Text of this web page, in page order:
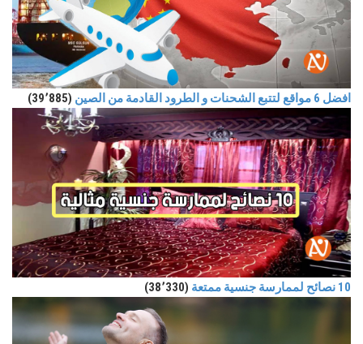
افضل 6 مواقع لتتبع الشحنات و الطرود القادمة من الصين (39٬885)
10 نصائح لممارسة جنسية ممتعة (38٬330)